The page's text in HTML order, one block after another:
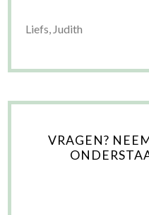
Liefs, Judith
VRAGEN?